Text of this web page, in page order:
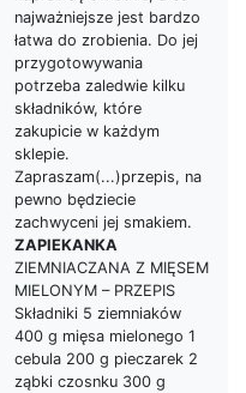
najważniejsze jest bardzo
łatwa do zrobienia. Do jej
przygotowywania
potrzeba zaledwie kilku
składników, które
zakupicie w każdym
sklepie.
Zapraszam(...)przepis, na
pewno będziecie
zachwyceni jej smakiem.
ZAPIEKANKA
ZIEMNIACZANA Z MIĘSEM
MIELONYM – PRZEPIS
Składniki 5 ziemniaków
400 g mięsa mielonego 1
cebula 200 g pieczarek 2
ząbki czosnku 300 g